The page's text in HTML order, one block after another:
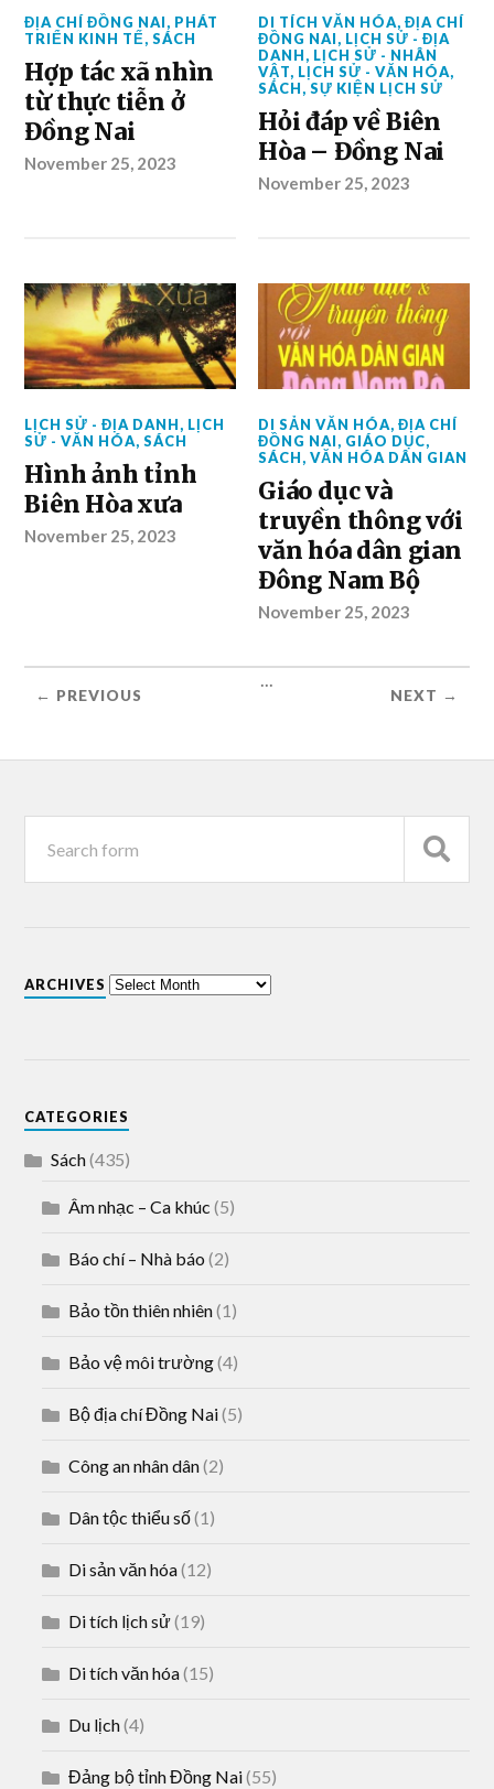
ĐỊA CHÍ ĐỒNG NAI, PHÁT
TRIỂN KINH TẾ,SÁCH
Hợp tác xã nhìn
từ thực tiễn ở
Đồng Nai
November 25, 2023
DI TÍCH VĂN HÓA,ĐỊA CHÍ
ĐỒNG NAI, LỊCH SỬ - ĐỊA
DANH, LỊCH SỬ - NHÂN
VẬT, LỊCH SỬ - VĂN HÓA,
SÁCH,SỰ KIỆN LỊCH SỬ
Hỏi đáp về Biên
Hòa – Đồng Nai
November 25, 2023
LỊCH SỬ - ĐỊA DANH, LỊCH
SỬ - VĂN HÓA,SÁCH
Hình ảnh tỉnh
Biên Hòa xưa
November 25, 2023
DI SẢN VĂN HÓA,ĐỊA CHÍ
ĐỒNG NAI, GIÁO DỤC,
SÁCH,VĂN HÓA DÂN GIAN
Giáo dục và
truyền thông với
văn hóa dân gian
Đông Nam Bộ
November 25, 2023
← PREVIOUS
...
NEXT →
ARCHIVES
CATEGORIES
Sách(435)
Âm nhạc – Ca khúc (5)
Báo chí – Nhà báo (2)
Bảo tồn thiên nhiên(1)
Bảo vệ môi trường(4)
Bộ địa chí Đồng Nai(5)
Công an nhân dân(2)
Dân tộc thiểu số(1)
Di sản văn hóa(12)
Di tích lịch sử(19)
Di tích văn hóa(15)
Du lịch(4)
Đảng bộ tỉnh Đồng Nai(55)